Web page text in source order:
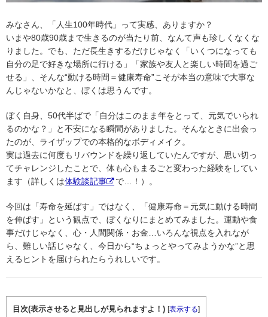
みなさん、「人生100年時代」って実感、ありますか？
いまや80歳90歳まで生きるのが当たり前、なんて声も珍しくなくな
りました。でも、ただ長生きするだけじゃなく「いくつになっても
自分の足で好きな場所に行ける」「家族や友人と楽しい時間を過ご
せる」、そんな“動ける時間＝健康寿命”こそが本当の意味で大事な
んじゃないかなと、ぼくは思うんです。
ぼく自身、50代半ばで「自分はこのまま年をとって、元気でいられ
るのかな？」と不安になる瞬間がありました。そんなときに出会っ
たのが、ライザップでの本格的なボディメイク。
実は過去に何度もリバウンドを繰り返していたんですが、思い切っ
てチャレンジしたことで、体も心もまるごと変わった経験をしてい
ます（詳しくは体験談記事 で…！）。
今回は「寿命を延ばす」ではなく、「健康寿命＝元気に動ける時間
を伸ばす」という観点で、ぼくなりにまとめてみました。運動や食
事だけじゃなく、心・人間関係・お金…いろんな視点を入れなが
ら、難しい話じゃなく、今日から“ちょっとやってみようかな”と思
えるヒントを届けられたらうれしいです。
目次(表示させると見出しが見られますよ！) [表示する]